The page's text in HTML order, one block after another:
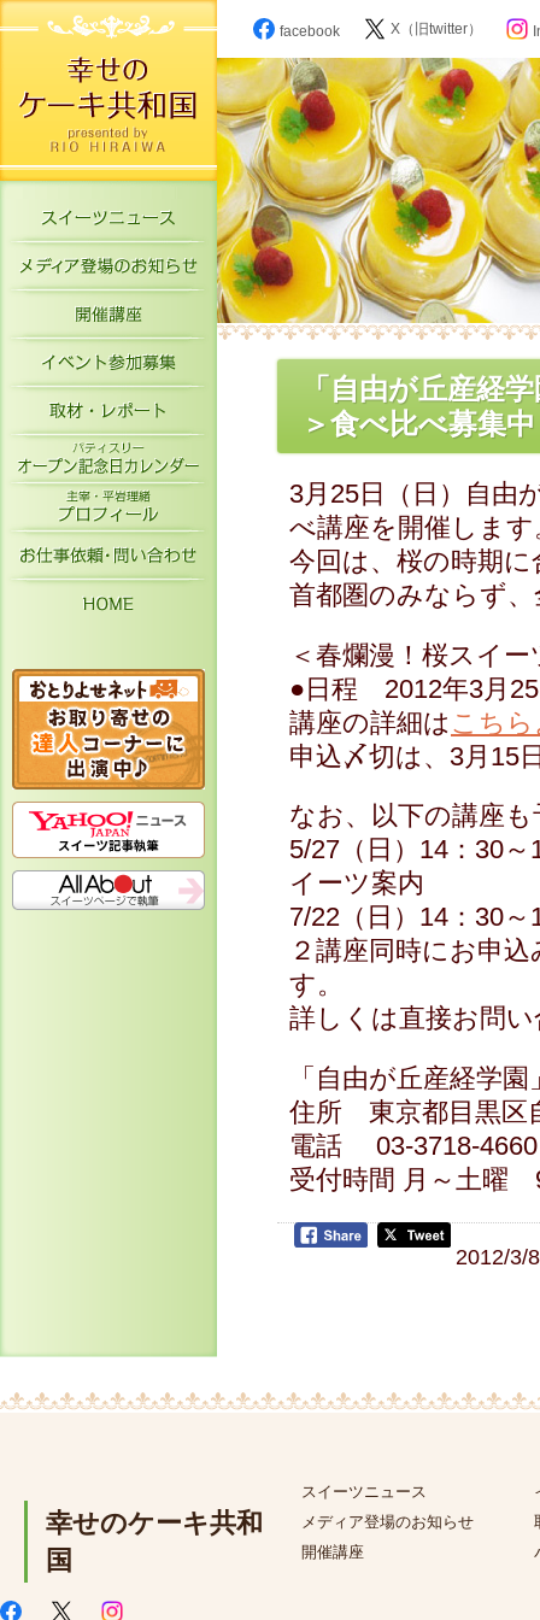
スイーツニュース
メディア登場のお知らせ
開催講座
イベント参加募集
取材・レポート
パティスリーオープン記念日カレン
主宰・平岩理緒プロフィール
お仕事依頼・お問い合わせ
facebook X（旧twitter）
「自由が丘産経
＞食べ比べ募集
3月25日（日）自由
べ講座を開催します
今回は、桜の時期
首都圏のみならず
＜春爛漫！桜スイ
●日程 2012年3月25
講座の詳細は こち
申込〆切は、3月15
なお、以下の講座
5/27（日）14：30
イーツ案内
7/22（日）14：30
２講座同時にお申
す。
詳しくは直接お問
「自由が丘産経学園
住所 東京都目黒区
電話 03-3718-4660
受付時間 月～土曜
2012/3/
幸せのケーキ共和
国
スイーツニュース
メディア登場のお知らせ
開催講座